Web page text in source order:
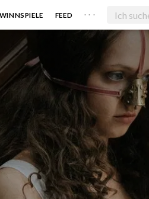
FEED . . .